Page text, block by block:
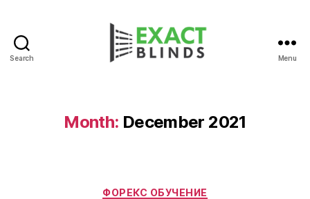
Search Menu
Month: December 2021
Categories
ФОРЕКС ОБУЧЕНИЕ